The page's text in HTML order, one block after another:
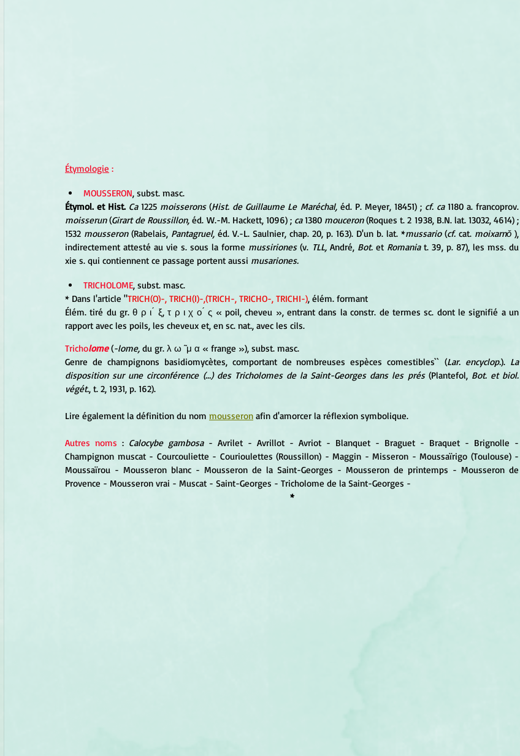
Étymologie :
MOUSSERON, subst. masc.
Étymol. et Hist. Ca 1225 moisserons (Hist. de Guillaume Le Maréchal, éd. P. Meyer, 18451) ; cf. ca
moisserun (Girart de Roussillon, éd. W.-M. Hackett, 1096) ; ca 1380 mouceron (Roques t. 2 1938, B.N. lat. 13032, 4614) ;
1532 mousseron (Rabelais, Pantagruel, éd. V.-L. Saulnier, chap. 20, p. 163). D'un b. lat. *mussario (cf. cat. moixarnǒ ),
indirectement attesté au vie s. sous la forme mussiriones (v. TLL, André, Bot. et Romania t. 39, p. 87), les mss. du
xie s. qui contiennent ce passage portent aussi musariones.
TRICHOLOME, subst. masc.
* Dans l'article "TRICH(O)-, TRICH(I)-,(TRICH-, TRICHO-, TRICHI-), élém. formant
Élém. tiré du gr. θ ρ ι ́ ξ, τ ρ ι χ ο ́ ς « poil, cheveu », entrant dans la constr. de termes sc. dont le signifié a un
rapport avec les poils, les cheveux et, en sc. nat., avec les cils.
Tricholome (-lome, du gr. λ ω ̃ μ α « frange »), subst. masc.
Genre de champignons basidiomycètes, comportant de nombreuses espèces comestibles`` (Lar. encyclop.). La
disposition sur une circonférence (...) des Tricholomes de la Saint-Georges dans les prés (Plantefol, Bot. et biol.
végét., t. 2, 1931, p. 162).
Lire également la définition du nom mousseron afin d'amorcer la réflexion symbolique.
Autres noms : Calocybe gambosa - Avrilet - Avrillot - Avriot - Blanquet - Braguet - Braquet - Brignolle -
Champignon muscat - Courcouliette - Courioulettes (Roussillon) - Maggin - Misseron - Moussaïrigo (Toulouse) -
Moussaïrou - Mousseron blanc - Mousseron de la Saint-Georges - Mousseron de printemps - Mousseron de
Provence - Mousseron vrai - Muscat - Saint-Georges - Tricholome de la Saint-Georges -
*